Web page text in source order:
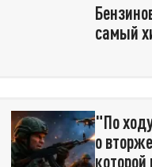
самый
"По
о